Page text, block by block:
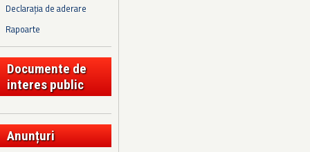
Declarația de aderare
Rapoarte
Documente de
interes public
Anunțuri